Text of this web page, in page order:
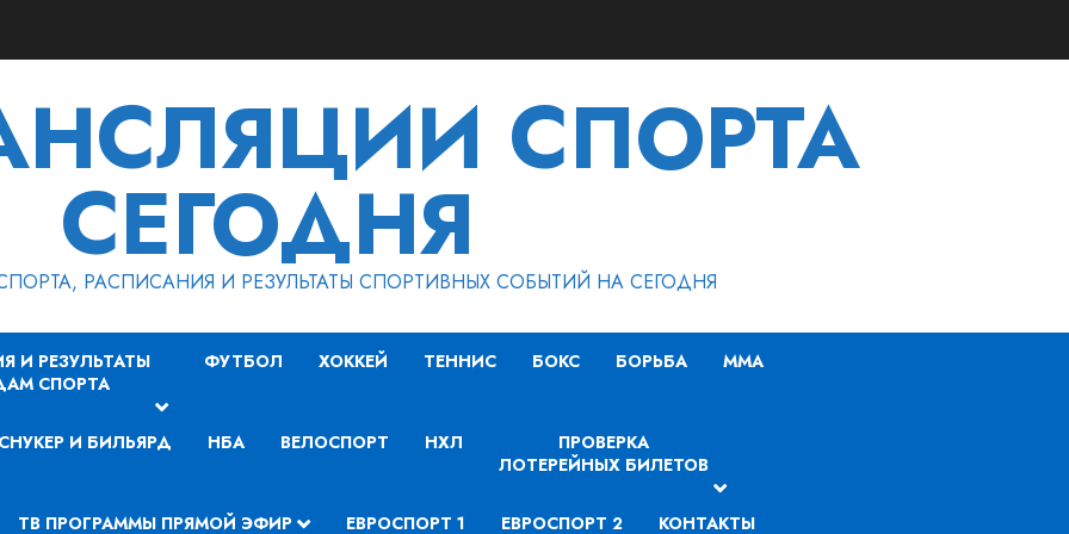
СПОРТА
СЕГОДНЯ
РАСПИСАНИЯ И РЕЗУЛЬТАТЫ СПОРТИВНЫХ СОБЫТИЙ НА СЕГОДНЯ
И РЕЗУЛЬТАТЫ
СПОРТА
ФУТБОЛ ХОККЕЙ ТЕННИС БОКС БОРЬБА MMA
СНУКЕР И БИЛЬЯРД НБА ВЕЛОСПОРТ НХЛ
ПРОВЕРКА
ЛОТЕРЕЙНЫХ БИЛЕТОВ
ТВ ПРОГРАММЫ ПРЯМОЙ ЭФИР ЕВРОСПОРТ 1 ЕВРОСПОРТ 2 КОНТАКТЫ